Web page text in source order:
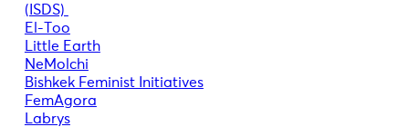
(ISDS)
El-Too
Little Earth
NeMolchi
Bishkek Feminist Initiatives
FemAgora
Labrys